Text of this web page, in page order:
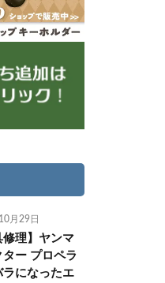
月29日
修理】ヤンマ
ター プロペラ
ラになったエ